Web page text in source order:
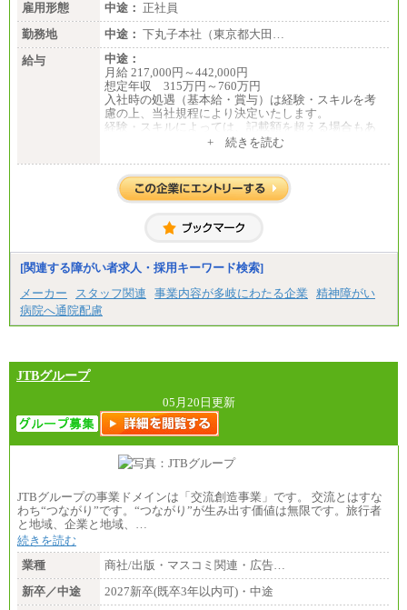
雇用形態
中途： 正社員
勤務地
中途： 下丸子本社（東京都大田…
給与
中途：
月給 217,000円～442,000円
想定年収 315万円～760万円
入社時の処遇（基本給・賞与）は経験・スキルを考
慮の上、当社規程により決定いたします。
経験・スキルによっては、記載額を超える場合もあ
+ 続きを読む
[関連する障がい者求人・採用キーワード検索]
メーカー
スタッフ関連 事業内容が多岐にわたる企業
精神障がい
病院へ通院配慮
JTBグループ
05月20日更新
JTBグループの事業ドメインは「交流創造事業」です。 交流とはすな
わち“つながり”です。“つながり”が生み出す価値は無限です。旅行者
と地域、企業と地域、…
続きを読む
業種
商社/出版・マスコミ関連・広告…
新卒／中途
2027新卒(既卒3年以内可)・中途